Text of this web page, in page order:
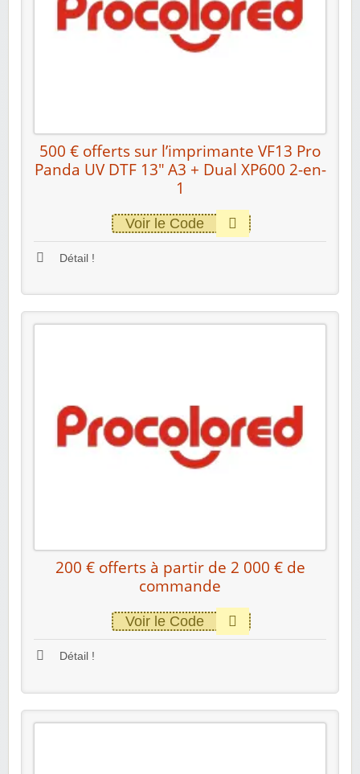
500 € offerts sur l’imprimante VF13 Pro
Panda UV DTF 13″ A3 + Dual XP600 2-en-
1
Voir le Code
Détail !
200 € offerts à partir de 2 000 € de
commande
Voir le Code
Détail !